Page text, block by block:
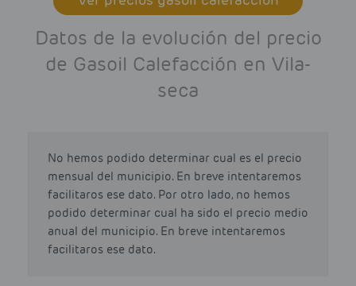
Datos de la evolución del precio
de Gasoil Calefacción en Vila-
seca
No hemos podido determinar cual es el precio
mensual del municipio. En breve intentaremos
facilitaros ese dato. Por otro lado, no hemos
podido determinar cual ha sido el precio medio
anual del municipio. En breve intentaremos
facilitaros ese dato.